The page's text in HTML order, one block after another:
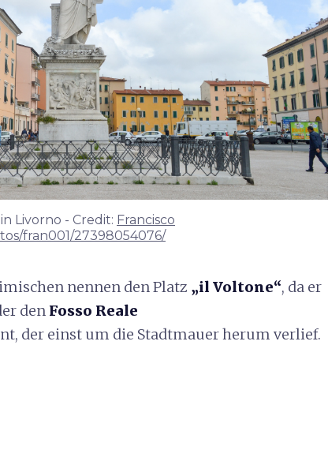
Livorno - Credit: Francisco
fran001/27398054076/
nennen den Platz „il Voltone“, da er
den Fosso Reale
der einst um die Stadtmauer herum verlief.